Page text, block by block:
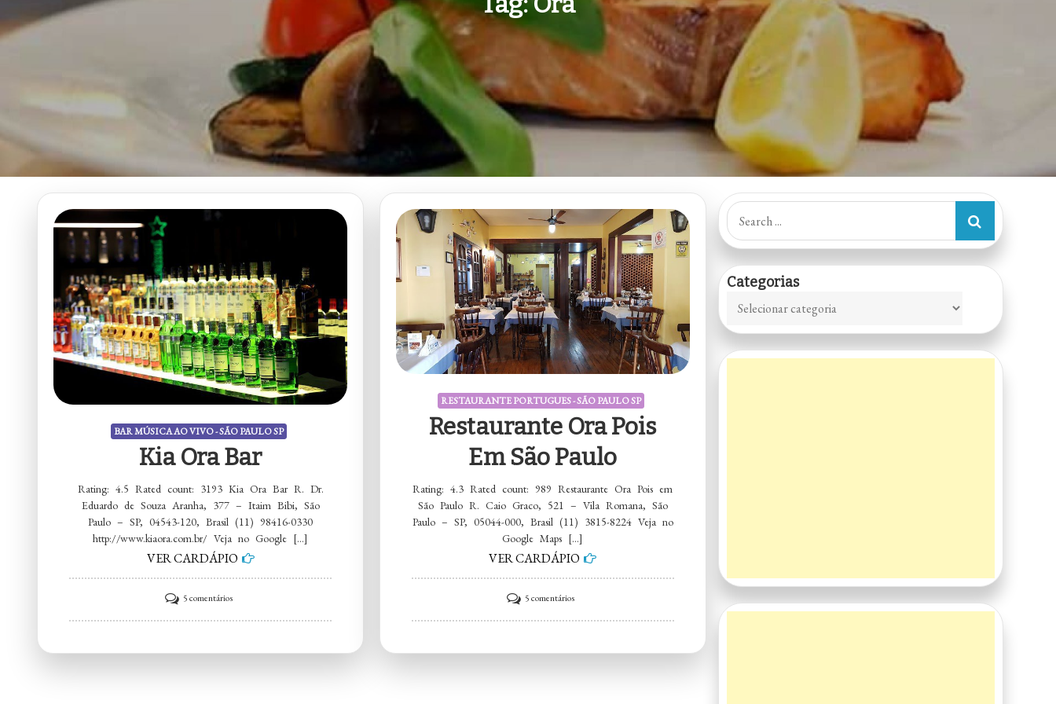
BAR MÚSICA AO VIVO - SÃO PAULO SP
Kia Ora Bar
Rating: 4.5 Rated count: 3193 Kia Ora Bar R. Dr.
Eduardo de Souza Aranha, 377 – Itaim Bibi, São
Paulo – SP, 04543-120, Brasil (11) 98416-0330
http://www.kiaora.com.br/ Veja no Google […]
VER CARDÁPIO
5 comentáriosem
Kia
RESTAURANTE PORTUGUES - SÃO PAULO SP
Restaurante Ora Pois
Em São Paulo
Rating: 4.3 Rated count: 989 Restaurante Ora Pois em
São Paulo R. Caio Graco, 521 – Vila Romana, São
Paulo – SP, 05044-000, Brasil (11) 3815-8224 Veja no
Google Maps […]
VER CARDÁPIO
5 comentáriosem
Restaurante
Search
for:
Categorias
Categorias